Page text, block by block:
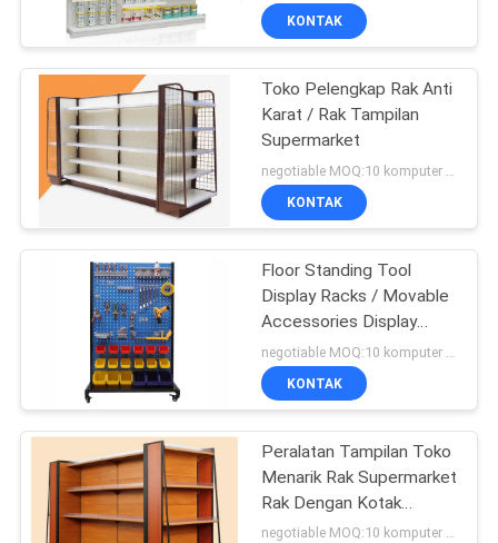
TENTANG
KAMI
TUR
PABRIK
KONTROL
KUALITAS
HUBUNGI
PERMINTAAN
PENAWARAN
KONTAK
Toko Pelengkap Rak Anti
Karat / Rak Tampilan
Supermarket
KONTAK
Floor Standing Tool
Display Racks / Movable
Accessories Display
Rack Untuk Toko
Hardware
KONTAK
Peralatan Tampilan Toko
Menarik Rak Supermarket
Rak Dengan Kotak
Cahaya
negotiable MOQ:10 komputer PC